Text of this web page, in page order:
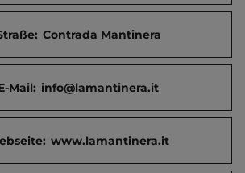
Contrada Mantinera
Mail: info@lamantinera.it
www.lamantinera.it